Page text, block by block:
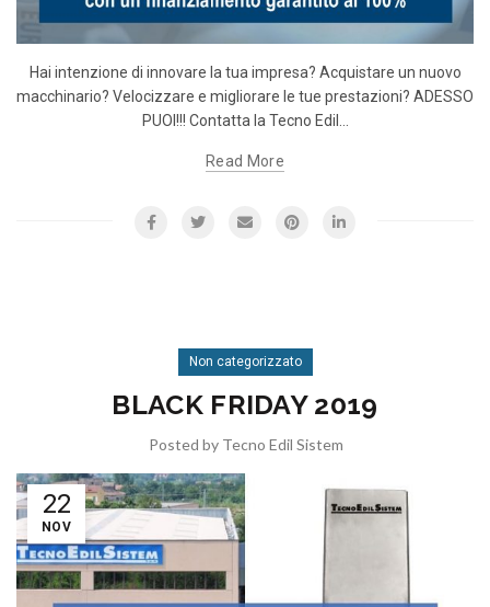
Hai intenzione di innovare la tua impresa? Acquistare un nuovo
macchinario? Velocizzare e migliorare le tue prestazioni? ADESSO
PUOI!!! Contatta la Tecno Edil...
Read More
Non categorizzato
BLACK FRIDAY 2019
Posted by Tecno Edil Sistem
22
NOV